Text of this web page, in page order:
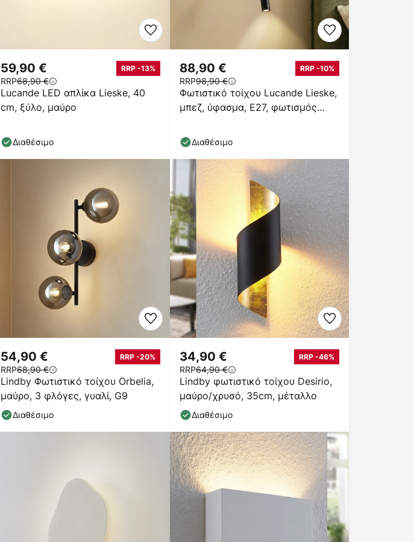
Lucande LED απλίκα Lieske, 40
cm, ξύλο, μαύρο
59,90 € RRP -13%
RRP68,90 €
Διαθέσιμο
Φωτιστικό τοίχου Lucande Lieske,
μπεζ, ύφασμα, E27, φωτισμός
88,90 € RRP -10%
RRP98,90 €
Διαθέσιμο
Lindby Φωτιστικό τοίχου Orbelia,
μαύρο, 3 φλόγες, γυαλί, G9
54,90 € RRP -20%
RRP68,90 €
Διαθέσιμο
Lindby φωτιστικό τοίχου Desirio,
μαύρο/χρυσό, 35cm, μέταλλο
34,90 € RRP -46%
RRP64,90 €
Διαθέσιμο